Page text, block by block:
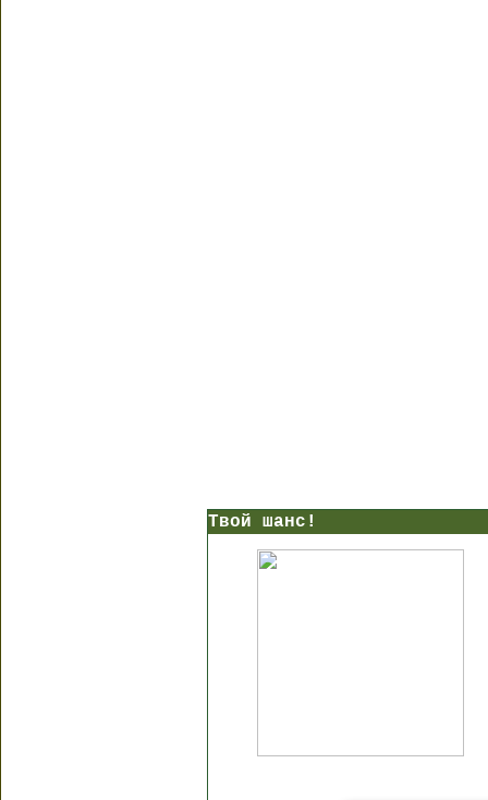
Твой шанс!